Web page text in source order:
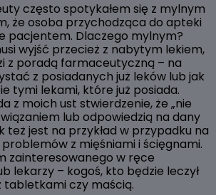
często spotykałem się z mylnym
że osoba przychodząca do apteki
pacjentem. Dlaczego mylnym?
wyjść przecież z nabytym lekiem,
z poradą farmaceutyczną – na
z posiadanych już leków lub jak
tymi lekami, które już posiada.
z moich ust stwierdzenie, że „nie
lub odpowiedzią na dany
też jest na przykład w przypadku na
z mięśniami i ścięgnami.
zainteresowanego w ręce
lekarzy – kogoś, kto będzie leczył
tabletkami czy maścią.